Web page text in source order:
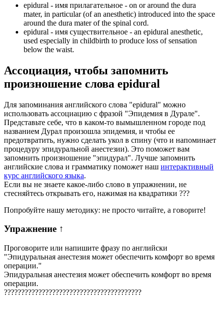
epidural - имя прилагательное - on or around the dura
mater, in particular (of an anesthetic) introduced into the space
around the dura mater of the spinal cord.
epidural - имя существительное - an epidural anesthetic,
used especially in childbirth to produce loss of sensation
below the waist.
Ассоциация, чтобы запомнить
произношение слова epidural
Для запоминания английского слова "epidural" можно
использовать ассоциацию с фразой "Эпидемия в Дурале".
Представьте себе, что в каком-то вымышленном городе под
названием Дурал произошла эпидемия, и чтобы ее
предотвратить, нужно сделать укол в спину (что и напоминает
процедуру эпидуральной анестезии). Это поможет вам
запомнить произношение "эпидурал". Лучше запомнить
английские слова и грамматику поможет наш интерактивный
курс английского языка.
Если вы не знаете какое-либо слово в упражнении, не
стесняйтесь открывать его, нажимая на квадратики ???
Попробуйте нашу методику: не просто читайте, а говорите!
Упражнение ↑
Проговорите или напишите фразу по английски
"Эпидуральная анестезия может обеспечить комфорт во время
операции."
Эпидуральная анестезия может обеспечить комфорт во время
операции.
????????????????????????????????????????